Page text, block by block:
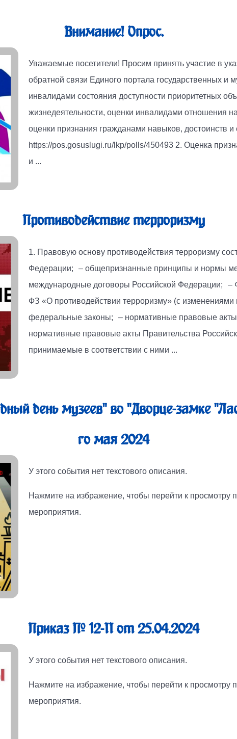
Внимание! Опрос.
Уважаемые посетители! Просим принять участие в
обратной связи Единого портала государственных и
инвалидами состояния доступности приоритетных
жизнедеятельности, оценки инвалидами отношения
оценки признания гражданами навыков, достоинств
https://pos.gosuslugi.ru/lkp/polls/450493 2. Оценка
и ...
Противодействие терроризму
1. Правовую основу противодействия терроризму
Федерации; – общепризнанные принципы и нормы
международные договоры Российской Федерации; –
ФЗ «О противодействии терроризму» (с изменениями
федеральные законы; – нормативные правовые
нормативные правовые акты Правительства
принимаемые в соответствии с ними ...
день музеев" во "Дворце-замке
го мая 2024
У этого события нет текстового описания.
Нажмите на избражение, чтобы перейти к просмотру
мероприятия.
Приказ № 12-II от 25.04.2024
У этого события нет текстового описания.
Нажмите на избражение, чтобы перейти к просмотру
мероприятия.